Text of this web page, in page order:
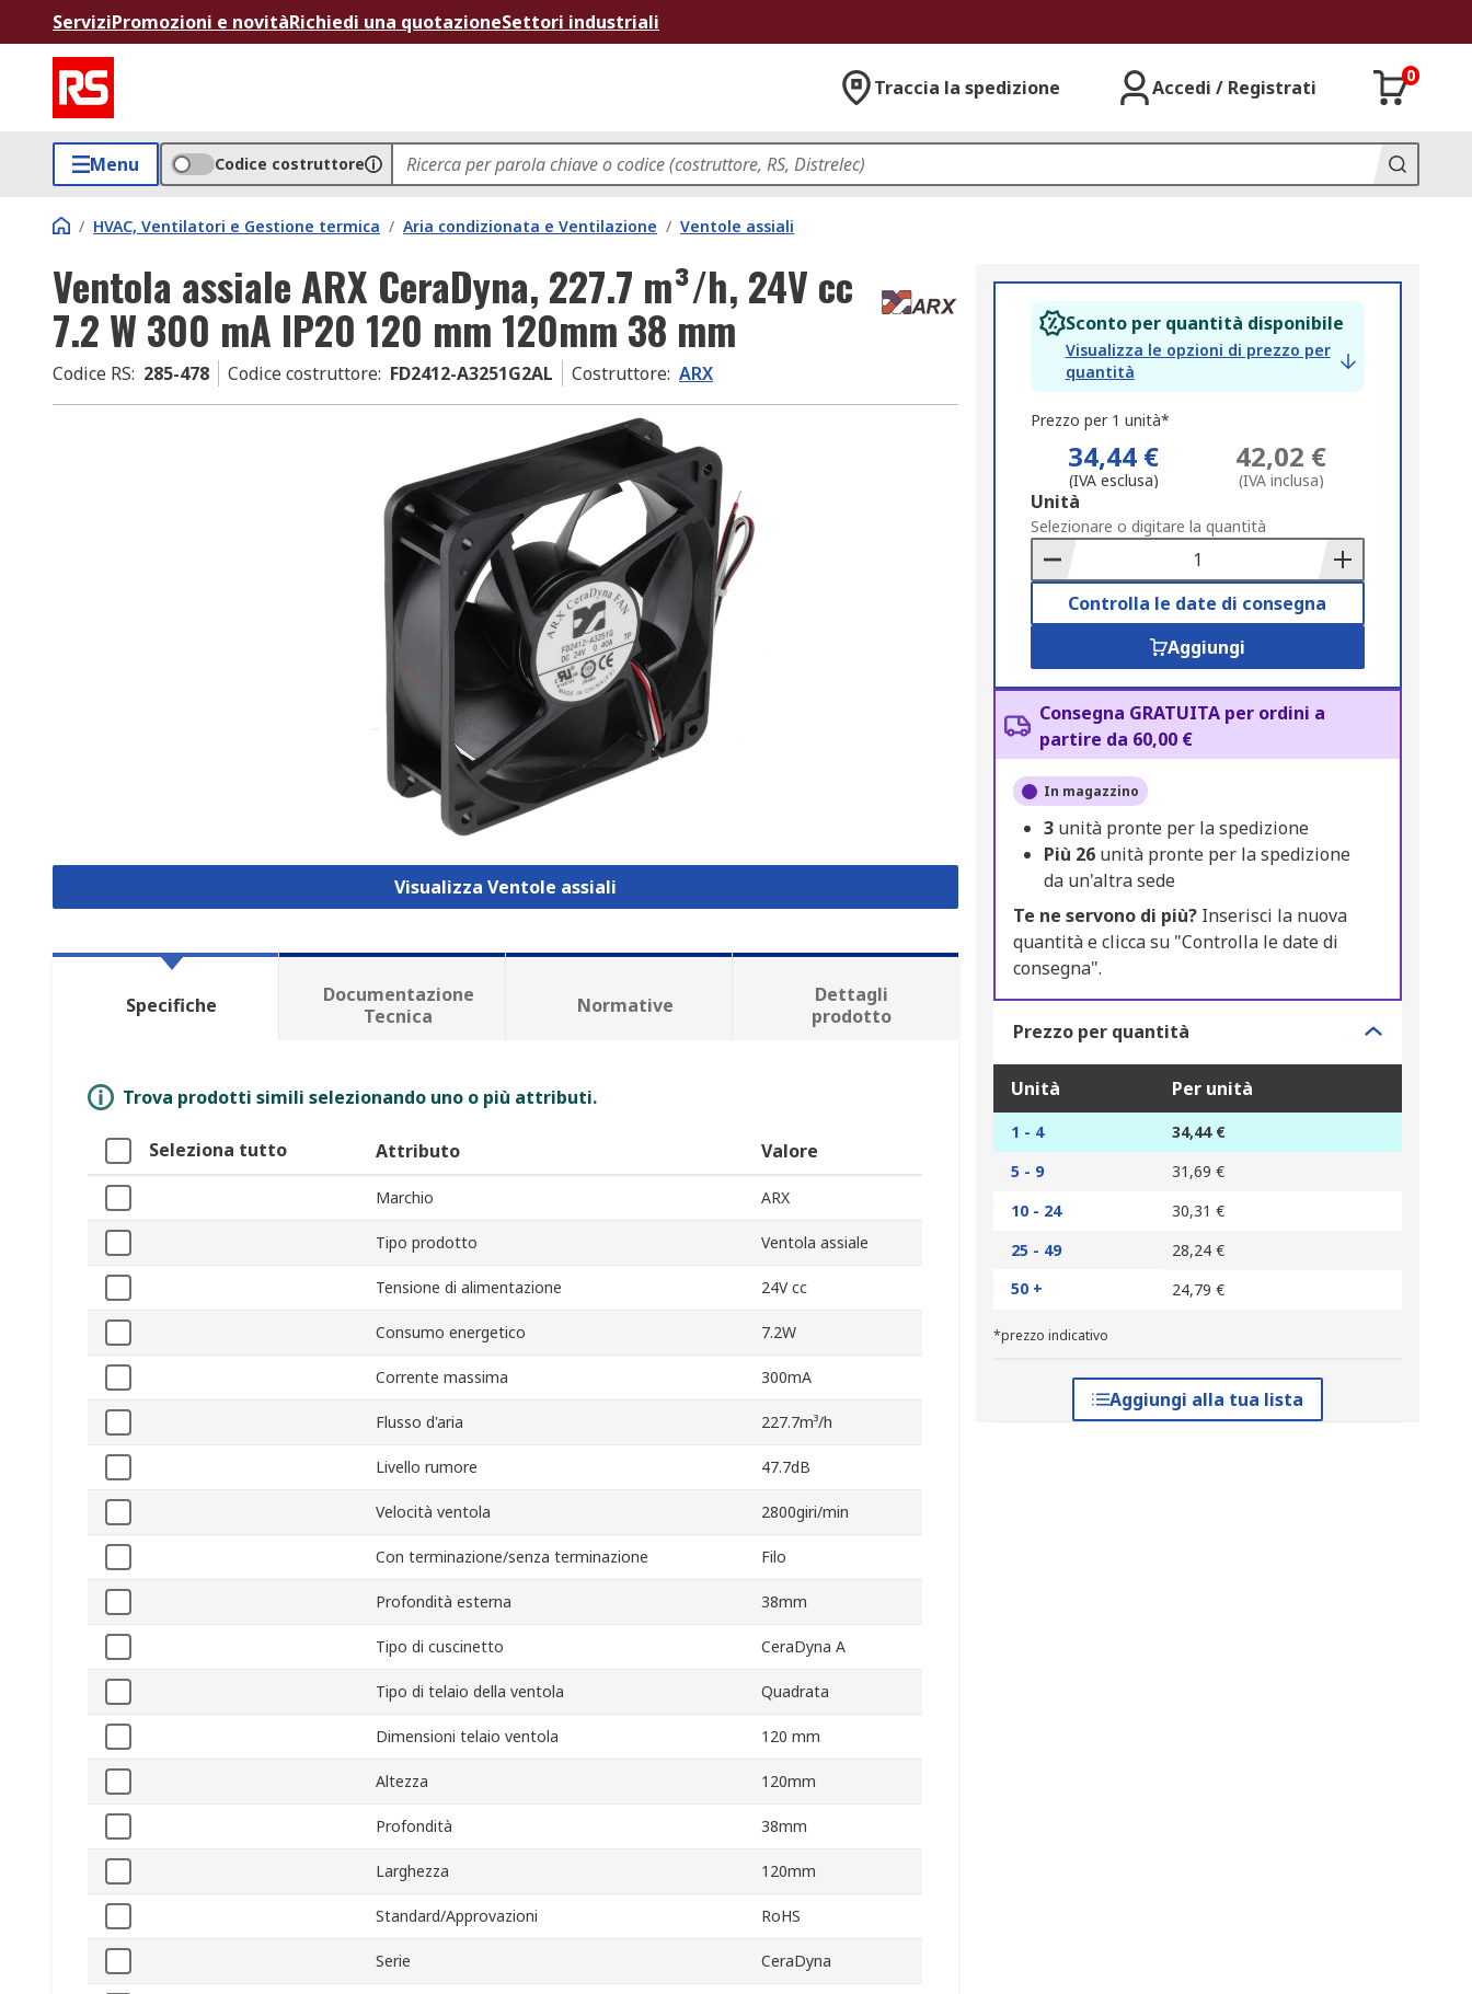
ServiziPromozioni e novitàRichiedi una quotazioneSettori industriali
Traccia la spedizione Accedi / Registrati
0
Menu Codice costruttore
/ HVAC, Ventilatori e Gestione termica / Aria condizionata e Ventilazione / Ventole assiali
Ventola assiale ARX CeraDyna, 227.7 m³/h, 24V cc
7.2 W 300 mA IP20 120 mm 120mm 38 mm
Codice RS: 285-478 Codice costruttore: FD2412-A3251G2AL Costruttore: ARX
Visualizza Ventole assiali
Sconto per quantità disponibile
Visualizza le opzioni di prezzo per
quantità
Prezzo per 1 unità*
34,44 €
(IVA esclusa)
42,02 €
(IVA inclusa)
Add
to
Basket
Unità
Selezionare o digitare la quantità
Controlla le date di consegna
Aggiungi
Consegna GRATUITA per ordini a
partire da 60,00 €
In magazzino
3 unità pronte per la spedizione
Più 26 unità pronte per la spedizione
da un'altra sede
Te ne servono di più?Inserisci la nuova
quantità e clicca su "Controlla le date di
consegna".
Prezzo per quantità
Unità Per unità
1 - 4
34,44 €
5 - 9
31,69 €
10 - 24
30,31 €
25 - 49
28,24 €
50 +
24,79 €
*prezzo indicativo
Aggiungi alla tua lista
Specifiche
Documentazione
Tecnica
Normative
Dettagli
prodotto
Trova prodotti simili selezionando uno o più attributi.
Seleziona tutto Attributo Valore
Marchio ARX
Tipo prodotto Ventola assiale
Tensione di alimentazione 24V cc
Consumo energetico 7.2W
Corrente massima 300mA
Flusso d'aria 227.7m³/h
Livello rumore 47.7dB
Velocità ventola 2800giri/min
Con terminazione/senza terminazione Filo
Profondità esterna 38mm
Tipo di cuscinetto CeraDyna A
Tipo di telaio della ventola Quadrata
Dimensioni telaio ventola 120 mm
Altezza 120mm
Profondità 38mm
Larghezza 120mm
Standard/Approvazioni RoHS
Serie CeraDyna